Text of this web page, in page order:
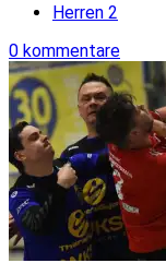
Herren 2
0 kommentare